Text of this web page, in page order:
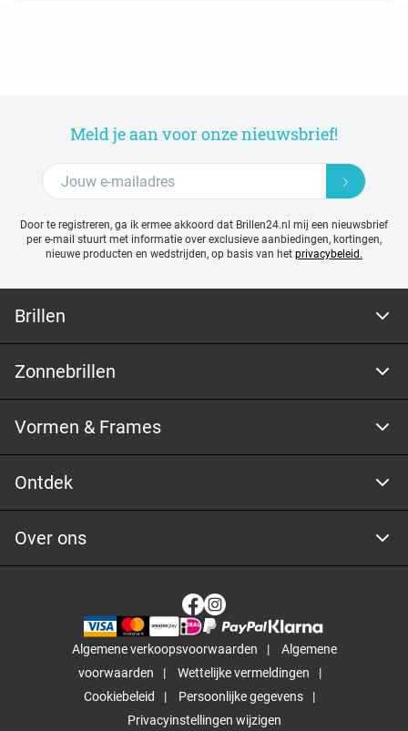
Meld je aan voor onze nieuwsbrief!
Door te registreren, ga ik ermee akkoord dat Brillen24.nl mij een nieuwsbrief
per e-mail stuurt met informatie over exclusieve aanbiedingen, kortingen,
nieuwe producten en wedstrijden, op basis van het privacybeleid.
Brillen
Zonnebrillen
Vormen & Frames
Ontdek
Over ons
Algemene verkoopsvoorwaarden
Algemene
voorwaarden
Wettelijke vermeldingen
Cookiebeleid
Persoonlijke gegevens
Privacyinstellingen wijzigen